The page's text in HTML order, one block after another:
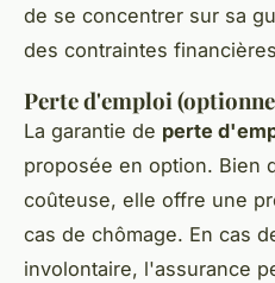
de se concentrer sur sa
des contraintes
Perte d'emploi
La garantie de perte
proposée en option. Bien
coûteuse, elle offre une
cas de chômage. En cas
involontaire, l'assurance